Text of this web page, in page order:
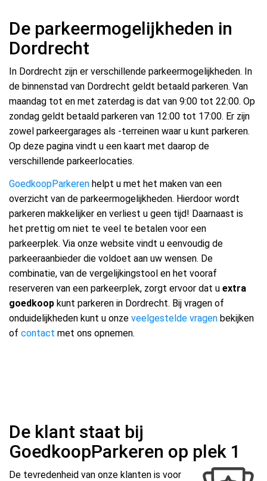
De parkeermogelijkheden in
Dordrecht
In Dordrecht zijn er verschillende parkeermogelijkheden. In
de binnenstad van Dordrecht geldt betaald parkeren. Van
maandag tot en met zaterdag is dat van 9:00 tot 22:00. Op
zondag geldt betaald parkeren van 12:00 tot 17:00. Er zijn
zowel parkeergarages als -terreinen waar u kunt parkeren.
Op deze pagina vindt u een kaart met daarop de
verschillende parkeerlocaties.
GoedkoopParkeren helpt u met het maken van een
overzicht van de parkeermogelijkheden. Hierdoor wordt
parkeren makkelijker en verliest u geen tijd! Daarnaast is
het prettig om niet te veel te betalen voor een
parkeerplek. Via onze website vindt u eenvoudig de
parkeeraanbieder die voldoet aan uw wensen. De
combinatie, van de vergelijkingstool en het vooraf
reserveren van een parkeerplek, zorgt ervoor dat u extra
goedkoop kunt parkeren in Dordrecht. Bij vragen of
onduidelijkheden kunt u onze veelgestelde vragen bekijken
of contact met ons opnemen.
De klant staat bij
GoedkoopParkeren op plek 1
De tevredenheid van onze klanten is voor